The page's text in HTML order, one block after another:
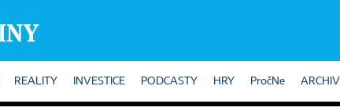
REALITY INVESTICE PODCASTY HRY PročNe ARCHIV